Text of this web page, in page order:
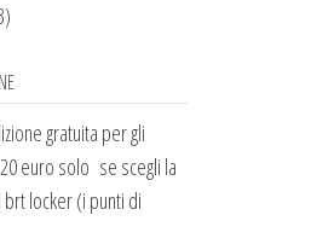
gratuita per gli
euro solo se scegli la
locker (i punti di